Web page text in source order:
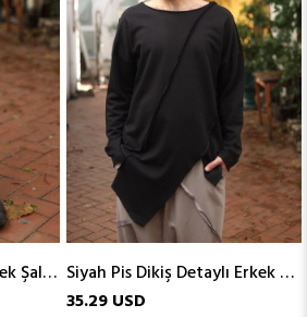
Gri Pis Dikiş Detaylı Erkek Şalvar
Siyah Pis Dikiş Detaylı Erkek Sweatshirt
35.29 USD